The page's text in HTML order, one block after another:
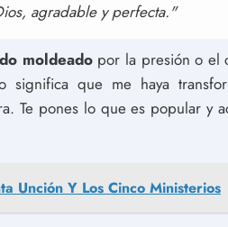
agradable y perfecta."
moldeadopor la presión o el
que me haya
Te pones lo que es popular y
Unción Y Los Cinco Ministerios